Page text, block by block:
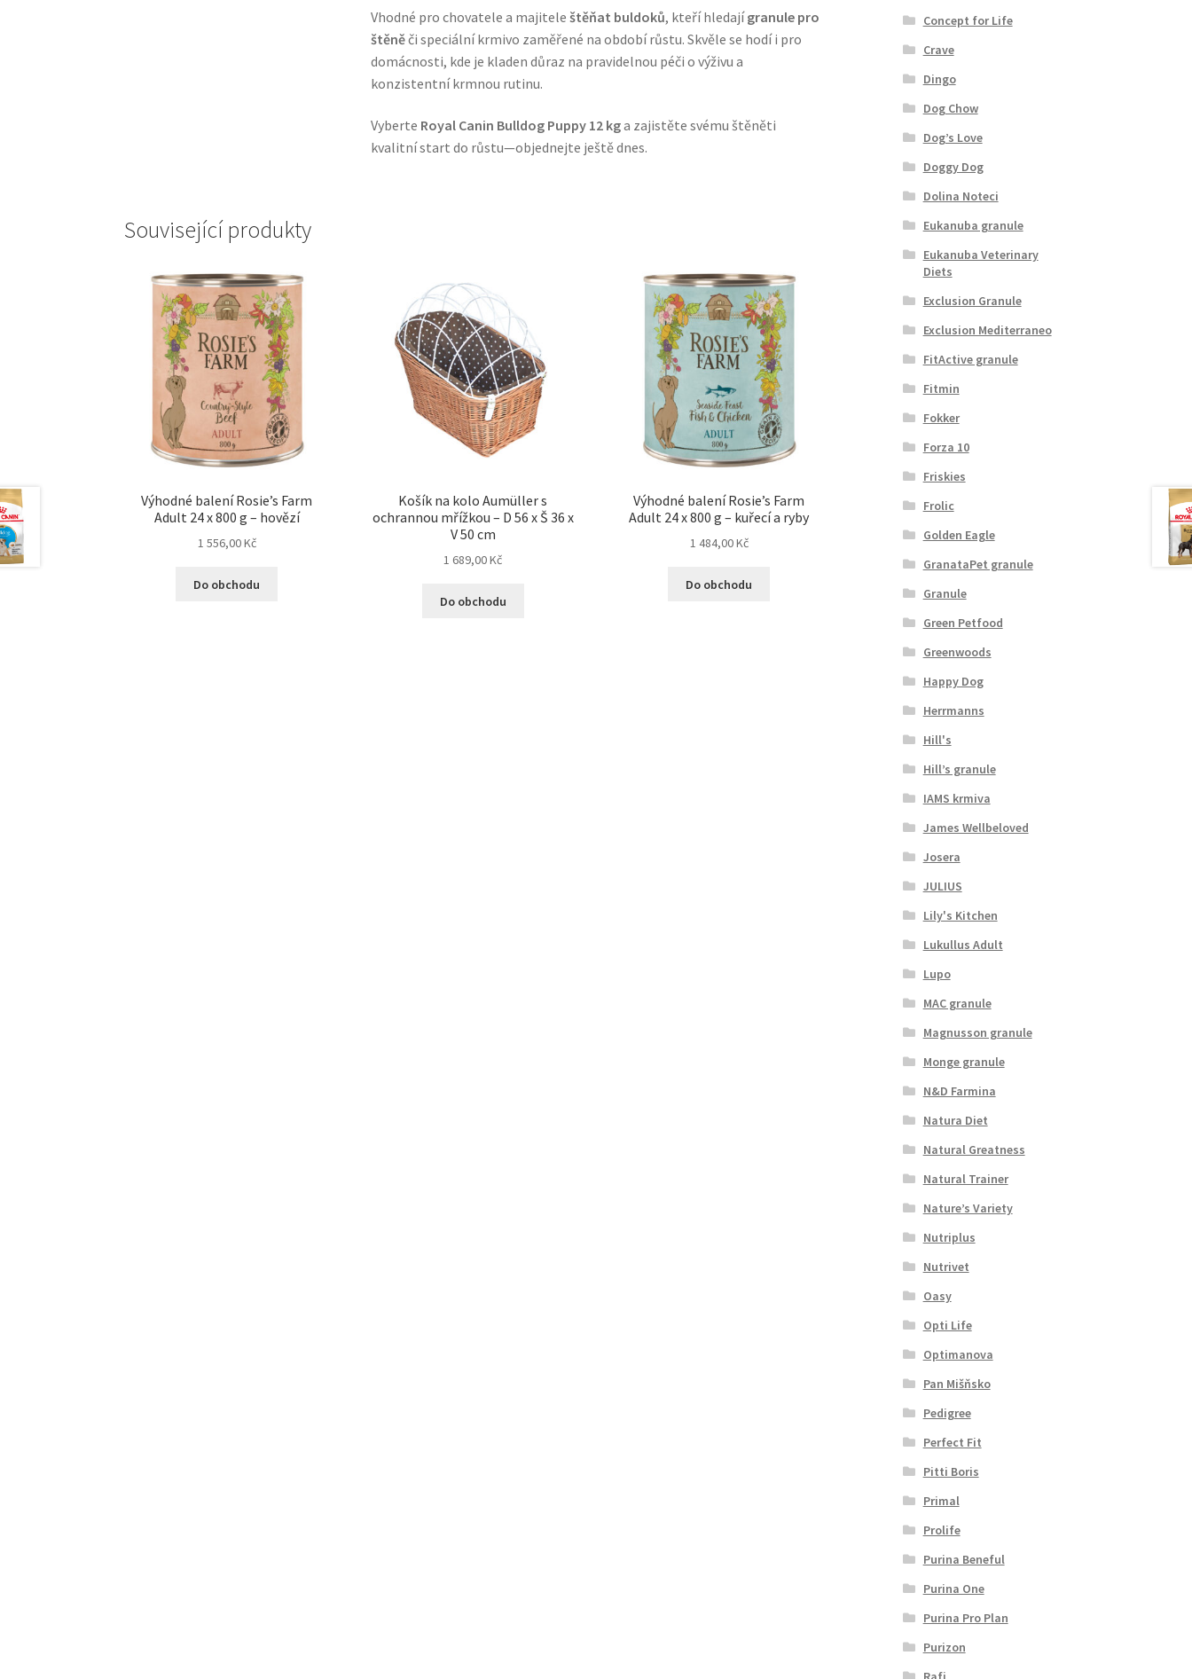
Vhodné pro chovatele a majitele štěňat buldoků, kteří hledajígranule pro
štěněči speciální krmivo zaměřené na období růstu. Skvěle se hodí i pro
domácnosti, kde je kladen důraz na pravidelnou péči o výživu a
konzistentní krmnou rutinu.
Vyberte Royal Canin Bulldog Puppy 12 kga zajistěte svému štěněti
kvalitní start do růstu—objednejte ještě dnes.
Související produkty
Výhodné balení Rosie’s Farm
Adult 24 x 800 g – hovězí
1 556,00Kč
Do obchodu
Košík na kolo Aumüller s
ochrannou mřížkou – D 56 x Š 36 x
V 50 cm
1 689,00Kč
Do obchodu
Výhodné balení Rosie’s Farm
Adult 24 x 800 g – kuřecí a ryby
1 484,00Kč
Do obchodu
Concept for Life
Crave
Dingo
Dog Chow
Dog’s Love
Doggy Dog
Dolina Noteci
Eukanuba granule
Eukanuba Veterinary
Diets
Exclusion Granule
Exclusion Mediterraneo
FitActive granule
Fitmin
Fokker
Forza 10
Friskies
Frolic
Golden Eagle
GranataPet granule
Granule
Green Petfood
Greenwoods
Happy Dog
Herrmanns
Hill's
Hill’s granule
IAMS krmiva
James Wellbeloved
Josera
JULIUS
Lily's Kitchen
Lukullus Adult
Lupo
MAC granule
Magnusson granule
Monge granule
N&D Farmina
Natura Diet
Natural Greatness
Natural Trainer
Nature’s Variety
Nutriplus
Nutrivet
Oasy
Opti Life
Optimanova
Pan Mišňsko
Pedigree
Perfect Fit
Pitti Boris
Primal
Prolife
Purina Beneful
Purina One
Purina Pro Plan
Purizon